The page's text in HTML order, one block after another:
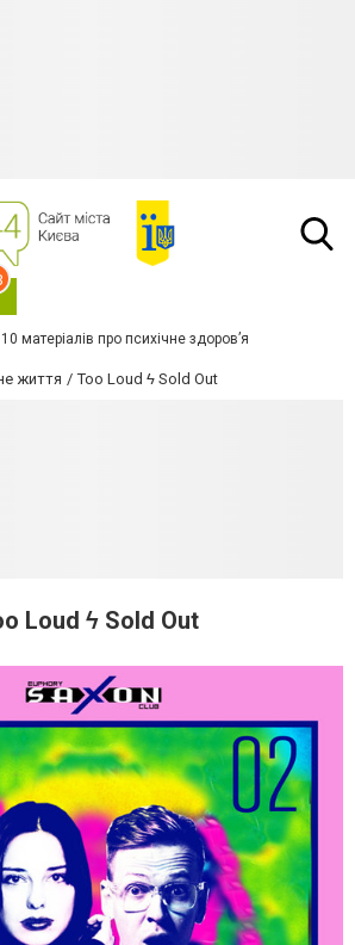
матеріалів про психічне здоров’я
життя Too Loud ϟ Sold Out
Loud ϟ Sold Out